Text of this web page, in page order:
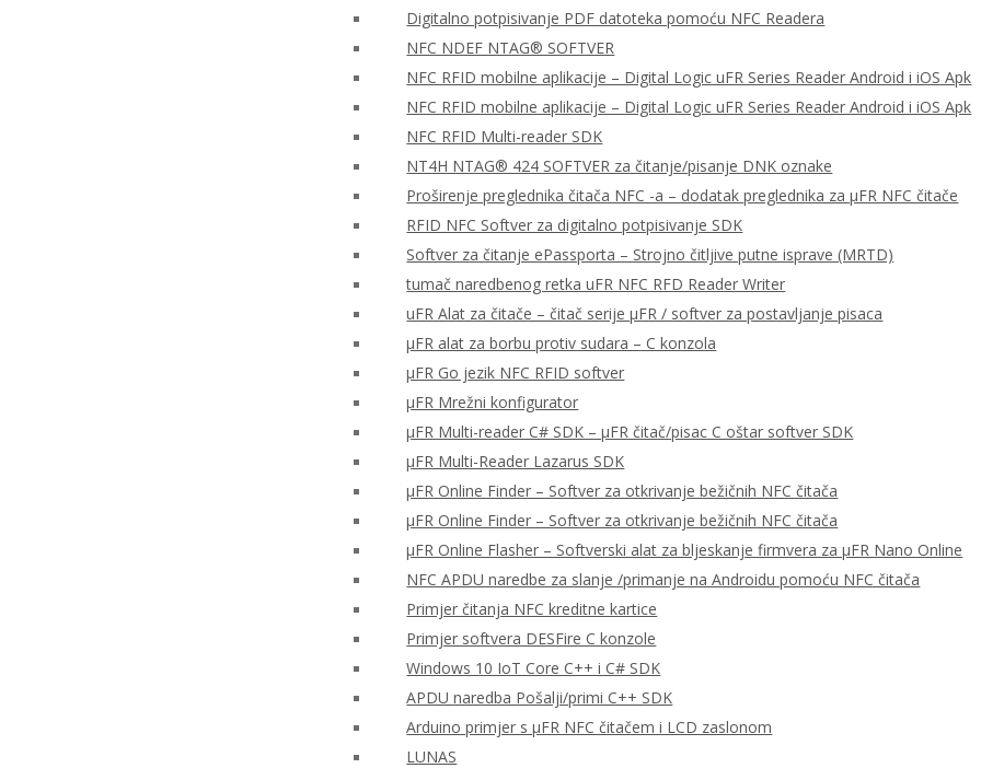
Digitalno potpisivanje PDF datoteka pomoću NFC Readera
NFC NDEF NTAG® SOFTVER
NFC RFID mobilne aplikacije – Digital Logic uFR Series Reader Android i iOS Apk
NFC RFID mobilne aplikacije – Digital Logic uFR Series Reader Android i iOS Apk
NFC RFID Multi-reader SDK
NT4H NTAG® 424 SOFTVER za čitanje/pisanje DNK oznake
Proširenje preglednika čitača NFC -a – dodatak preglednika za μFR NFC čitače
RFID NFC Softver za digitalno potpisivanje SDK
Softver za čitanje ePassporta – Strojno čitljive putne isprave (MRTD)
tumač naredbenog retka uFR NFC RFD Reader Writer
uFR Alat za čitače – čitač serije μFR / softver za postavljanje pisaca
μFR alat za borbu protiv sudara – C konzola
μFR Go jezik NFC RFID softver
μFR Mrežni konfigurator
μFR Multi-reader C# SDK – μFR čitač/pisac C oštar softver SDK
μFR Multi-Reader Lazarus SDK
μFR Online Finder – Softver za otkrivanje bežičnih NFC čitača
μFR Online Finder – Softver za otkrivanje bežičnih NFC čitača
μFR Online Flasher – Softverski alat za bljeskanje firmvera za μFR Nano Online
NFC APDU naredbe za slanje /primanje na Androidu pomoću NFC čitača
Primjer čitanja NFC kreditne kartice
Primjer softvera DESFire C konzole
Windows 10 IoT Core C++ i C# SDK
APDU naredba Pošalji/primi C++ SDK
Arduino primjer s μFR NFC čitačem i LCD zaslonom
LUNAS